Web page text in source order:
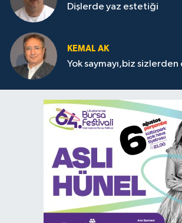
Dişlerde yaz estetiği
KEMAL AK
Yok saymayı,biz